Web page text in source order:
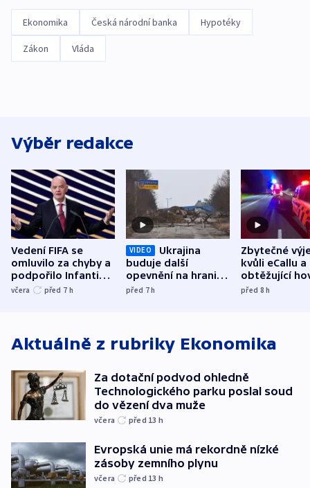
Ekonomika Česká národní banka Hypotéky
Zákon Vláda
Výběr redakce
Vedení FIFA se
omluvilo za chyby a
podpořilo Infantina.
UEFA trvá na
včera před 7 h
VIDEO
Ukrajina
buduje další
opevnění na hranici
s Běloruskem
před 7h
Zbytečné
kvůli eCallu a
obtěžující
zdržují
před 8h
Aktuálně z rubriky Ekonomika
Za dotační podvod ohledně
Technologického parku poslal soud
do vězení dva muže
včera před 13 h
Evropská unie má rekordně nízké
zásoby zemního plynu
včera před 13 h